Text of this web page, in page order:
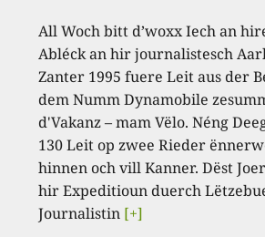
All Woch bitt d’woxx Iech an
Abléck an hir journalistesch
Zanter 1995 fuere Leit aus der
dem Numm Dynamobile
d'Vakanz – mam Vëlo. Néng
130 Leit op zwee Rieder
hinnen och vill Kanner. Dëst
hir Expeditioun duerch
Journalistin [+]